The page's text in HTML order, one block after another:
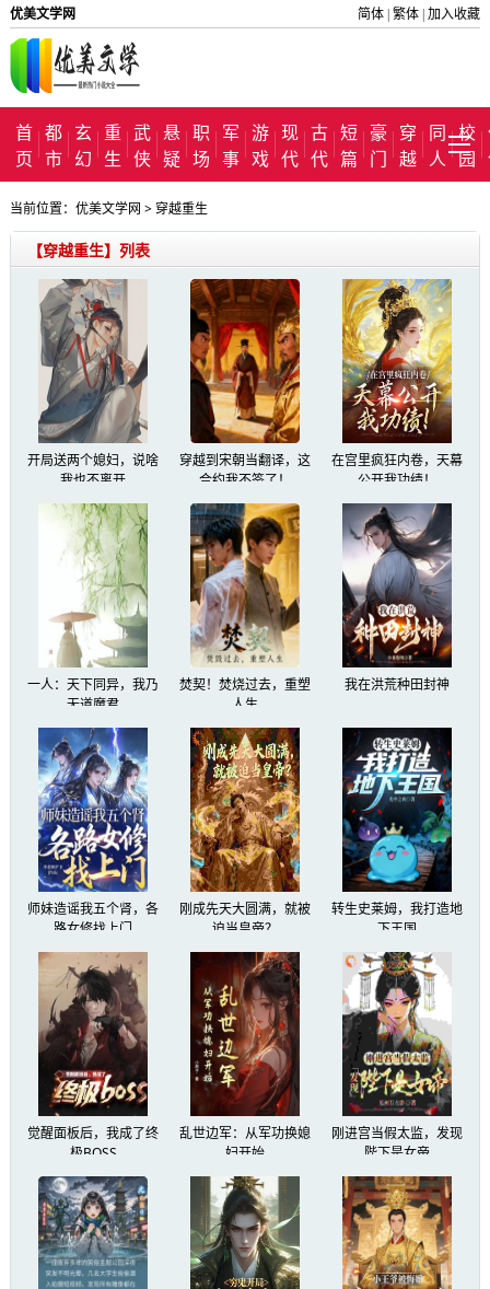
优美文学网 简体 |繁体 |加入收藏
首
页
都
市
玄
幻
重
生
武
侠
悬
疑
职
场
军
事
游
戏
现
代
古
代
短
篇
豪
门
穿
越
同
人
校
园
当前位置： 优美文学网 >穿越重生
【穿越重生】列表
开局送两个媳妇，说啥
我也不离开
穿越到宋朝当翻译，这
合约我不签了！
在宫里疯狂内卷，天幕
公开我功绩！
一人：天下同异，我乃
无道魔君
焚契！焚烧过去，重塑
人生
我在洪荒种田封神
师妹造谣我五个肾，各
路女修找上门
刚成先天大圆满，就被
迫当皇帝？
转生史莱姆，我打造地
下王国
觉醒面板后，我成了终
极BOSS
乱世边军：从军功换媳
妇开始
刚进宫当假太监，发现
陛下是女帝